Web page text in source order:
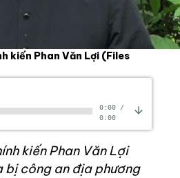
kiến Phan Văn Lợi (Files
0:00/
0:00
kiến Phan Văn Lợi
bị công an địa phương